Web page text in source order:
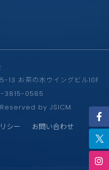
13 お茶の水ウイングビル10F
3815-0585
by JSICM.
シー お問い合わせ